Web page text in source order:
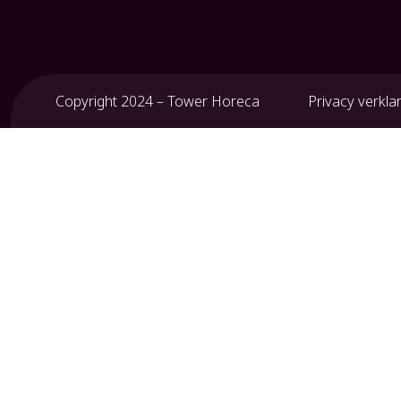
Copyright 2024 – Tower Horeca Privacy